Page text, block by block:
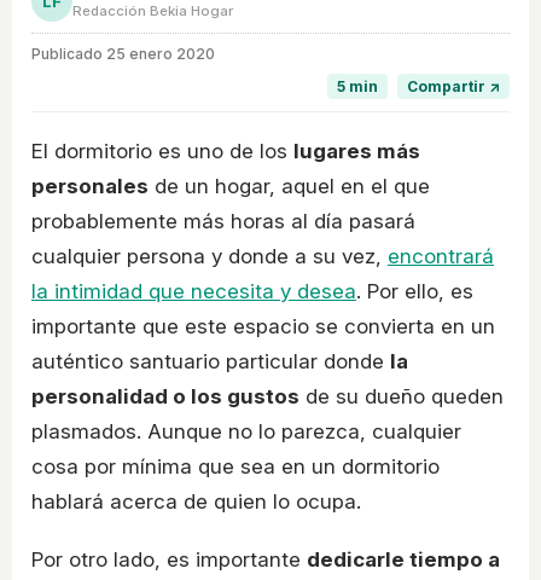
Redacción Bekia Hogar
Publicado 25 enero 2020
5 min
Compartir ↗
El dormitorio es uno de los lugares más
personales de un hogar, aquel en el que
probablemente más horas al día pasará
cualquier persona y donde a su vez, encontrará
la intimidad que necesita y desea. Por ello, es
importante que este espacio se convierta en un
auténtico santuario particular donde la
personalidad o los gustos de su dueño queden
plasmados. Aunque no lo parezca, cualquier
cosa por mínima que sea en un dormitorio
hablará acerca de quien lo ocupa.
Por otro lado, es importante dedicarle tiempo a